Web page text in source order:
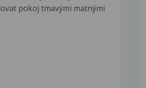
pokoj tmavými matnými